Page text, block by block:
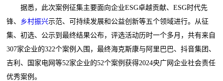
据悉，此次案例征集主要面向企业ESG卓越贡献、ESG时代先
锋、 乡村振兴示范、可持续发展和公益创新等五个领域进行。从征
集、初选、公示到最终结果公布，评选活动历时一个多月，共有来自
307家企业的322个案例入围，最终海克斯康与阿里巴巴、抖音集团、
吉利、国家电网等52家企业的52个案例获得2024央广网企业社会责任
优秀案例。